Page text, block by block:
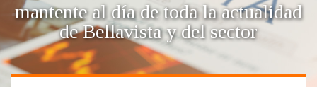
mantente al día de toda la actualidad
de Bellavista y del sector